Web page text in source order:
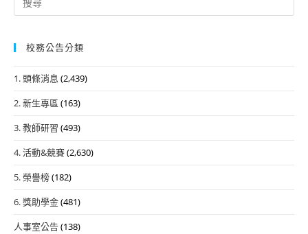
for:
校務公告分類
1. 頭條消息 (2,439)
2. 新生專區 (163)
3. 教師研習 (493)
4. 活動&競賽(2,630)
5. 榮譽榜(182)
6. 獎助學金(481)
人事室公告(138)